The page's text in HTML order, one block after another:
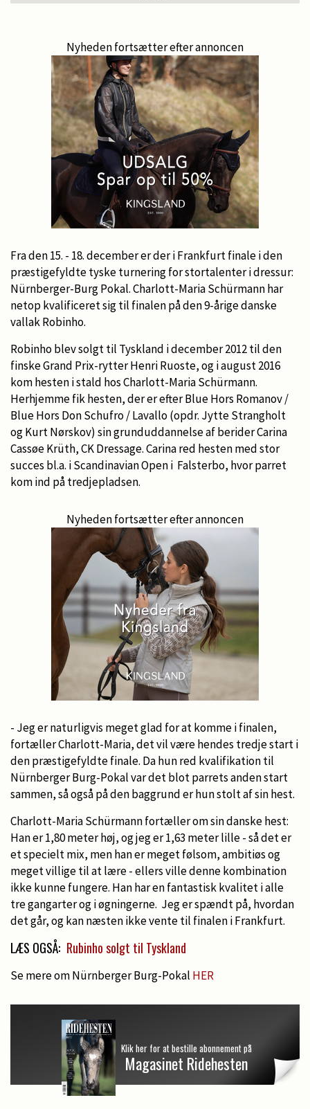
Nyheden fortsætter efter annoncen
Fra den 15. - 18. december er der i Frankfurt finale i den
præstigefyldte tyske turnering for stortalenter i dressur:
Nürnberger-Burg Pokal. Charlott-Maria Schürmann har
netop kvalificeret sig til finalen på den 9-årige danske
vallak Robinho.
Robinho blev solgt til Tyskland i december 2012 til den
finske Grand Prix-rytter Henri Ruoste, og i august 2016
kom hesten i stald hos Charlott-Maria Schürmann.
Herhjemme fik hesten, der er efter Blue Hors Romanov /
Blue Hors Don Schufro / Lavallo (opdr. Jytte Strangholt
og Kurt Nørskov) sin grunduddannelse af berider Carina
Cassøe Krüth, CK Dressage. Carina red hesten med stor
succes bl.a. i Scandinavian Open i Falsterbo, hvor parret
kom ind på tredjepladsen.
Nyheden fortsætter efter annoncen
- Jeg er naturligvis meget glad for at komme i finalen,
fortæller Charlott-Maria, det vil være hendes tredje start i
den præstigefyldte finale. Da hun red kvalifikation til
Nürnberger Burg-Pokal var det blot parrets anden start
sammen, så også på den baggrund er hun stolt af sin hest.
Charlott-Maria Schürmann fortæller om sin danske hest:
Han er 1,80 meter høj, og jeg er 1,63 meter lille - så det er
et specielt mix, men han er meget følsom, ambitiøs og
meget villige til at lære - ellers ville denne kombination
ikke kunne fungere. Han har en fantastisk kvalitet i alle
tre gangarter og i øgningerne. Jeg er spændt på, hvordan
det går, og kan næsten ikke vente til finalen i Frankfurt.
LÆS OGSÅ: Rubinho solgt til Tyskland
Se mere om Nürnberger Burg-Pokal HER
Klik her for at bestille abonnement på
Magasinet Ridehesten